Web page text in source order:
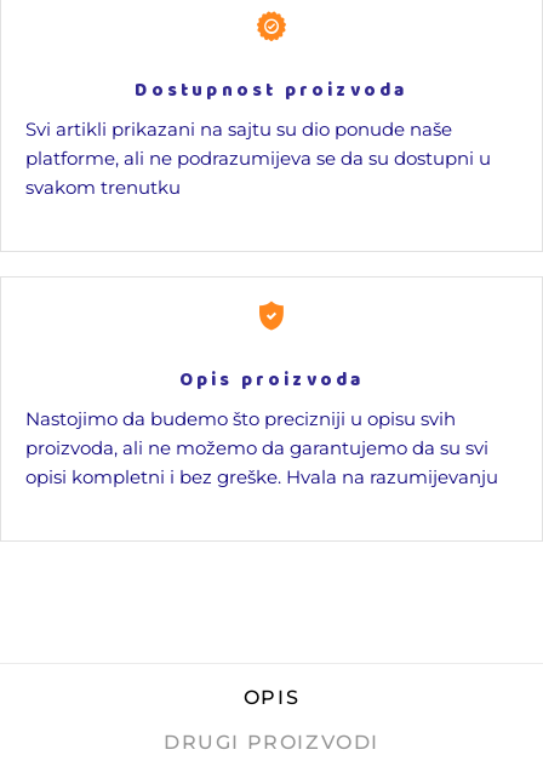
Dostupnost proizvoda
Svi artikli prikazani na sajtu su dio ponude naše
platforme, ali ne podrazumijeva se da su dostupni u
svakom trenutku
Opis proizvoda
Nastojimo da budemo što precizniji u opisu svih
proizvoda, ali ne možemo da garantujemo da su svi
opisi kompletni i bez greške. Hvala na razumijevanju
OPIS
DRUGI PROIZVODI